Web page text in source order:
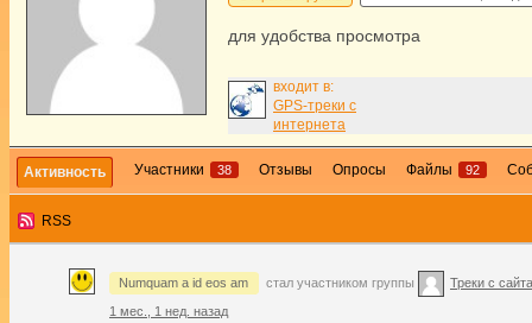
для удобства просмотра
входит в:
GPS-треки с
интернета
Активность Участники 38 Отзывы Опросы Файлы 92
RSS
Numquam a id eos am стал участником группы
Треки с
1 мес., 1 нед. назад